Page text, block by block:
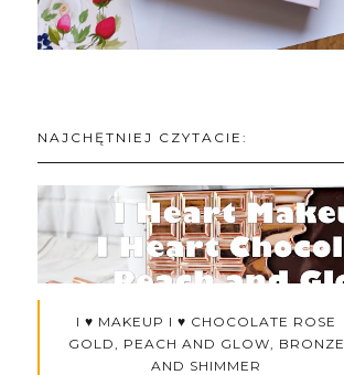
NAJCHĘTNIEJ CZYTACIE:
I ♥ MAKEUP I ♥ CHOCOLATE ROSE
GOLD, PEACH AND GLOW, BRONZE
AND SHIMMER